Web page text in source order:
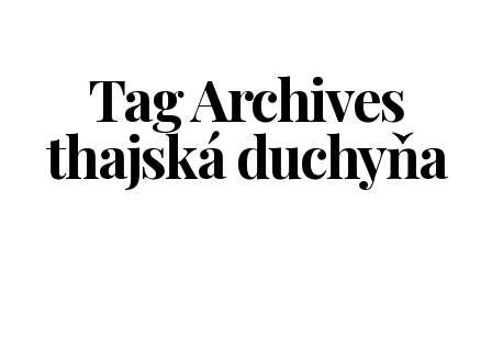
Tag Archives
thajská duchyňa